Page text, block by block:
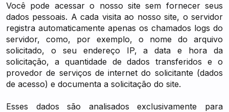
Você pode acessar o nosso site sem fornecer seus
dados pessoais. A cada visita ao nosso site, o servidor
registra automaticamente apenas os chamados logs do
servidor, como, por exemplo, o nome do arquivo
solicitado, o seu endereço IP, a data e hora da
solicitação, a quantidade de dados transferidos e o
provedor de serviços de internet do solicitante (dados
de acesso) e documenta a solicitação do site.
Esses dados são analisados exclusivamente para